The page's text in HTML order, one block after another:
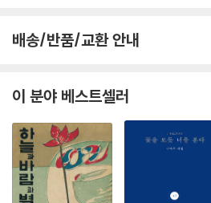
배송/반품/교환 안내
이 분야 베스트셀러